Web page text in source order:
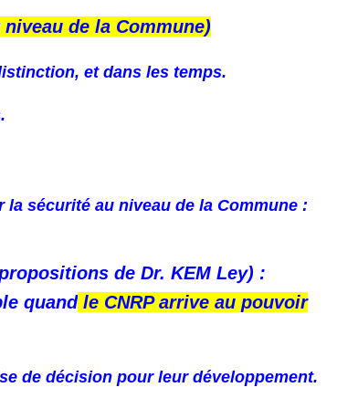
de la Commune)
et dans les temps.
sécurité au niveau de la Commune :
de Dr. KEM Ley) :
quand le CNRP arrive au pouvoir
de décision pour leur développement.